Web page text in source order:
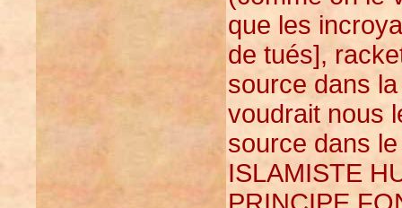
que les
de tués],
source dans
voudrait nous
source dans
ISLAMISTE
PRINCIPE